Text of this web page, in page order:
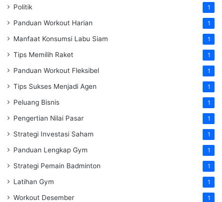
Politik 1
Panduan Workout Harian 1
Manfaat Konsumsi Labu Siam 1
Tips Memilih Raket 1
Panduan Workout Fleksibel 1
Tips Sukses Menjadi Agen 1
Peluang Bisnis 1
Pengertian Nilai Pasar 1
Strategi Investasi Saham 1
Panduan Lengkap Gym 1
Strategi Pemain Badminton 1
Latihan Gym 1
Workout Desember 1